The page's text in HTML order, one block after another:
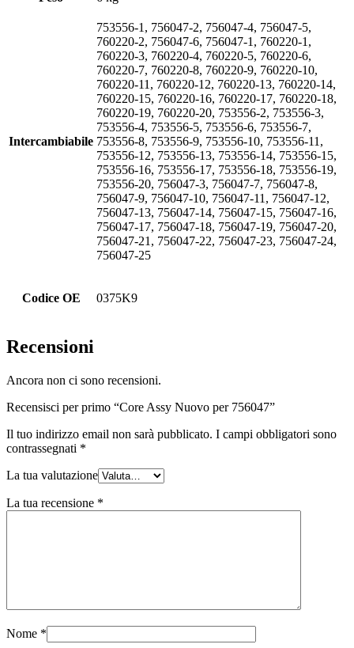
Intercambiabile
753556-1, 756047-2, 756047-4, 756047-5,
760220-2, 756047-6, 756047-1, 760220-1,
760220-3, 760220-4, 760220-5, 760220-6,
760220-7, 760220-8, 760220-9, 760220-10,
760220-11, 760220-12, 760220-13, 760220-14,
760220-15, 760220-16, 760220-17, 760220-18,
760220-19, 760220-20, 753556-2, 753556-3,
753556-4, 753556-5, 753556-6, 753556-7,
753556-8, 753556-9, 753556-10, 753556-11,
753556-12, 753556-13, 753556-14, 753556-15,
753556-16, 753556-17, 753556-18, 753556-19,
753556-20, 756047-3, 756047-7, 756047-8,
756047-9, 756047-10, 756047-11, 756047-12,
756047-13, 756047-14, 756047-15, 756047-16,
756047-17, 756047-18, 756047-19, 756047-20,
756047-21, 756047-22, 756047-23, 756047-24,
756047-25
Codice OE 0375K9
Recensioni
Ancora non ci sono recensioni.
Recensisci per primo “Core Assy Nuovo per 756047”
Il tuo indirizzo email non sarà pubblicato. I campi obbligatori sono
contrassegnati *
La tua valutazione
La tua recensione *
Nome *